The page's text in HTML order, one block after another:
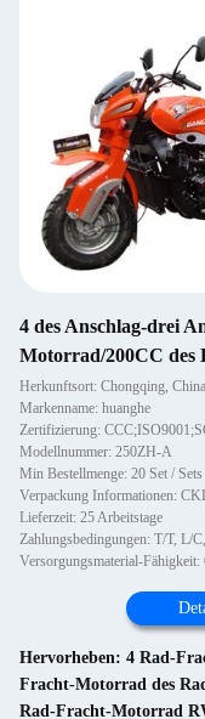
4 des Anschlag-drei
Motorrad/200CC des
Herkunftsort: Chongqing,
Markenname: huanghe
Zertifizierung:
Modellnummer: 250ZH-A
Min Bestellmenge: 20 Set / Sets
Verpackung Informationen:
Lieferzeit: 25 Arbeitstage
Zahlungsbedingungen: T/T, L/
Versorgungsmaterial-
Hervorheben: 4 Rad-
Fracht-Motorrad des
Rad-Fracht-Motorrad